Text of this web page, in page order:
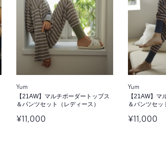
Yum
【21AW】マルチボーダートップス
＆パンツセット（レディース）
¥11,000
Yum
【21AW】マ
＆パンツセッ
¥11,000